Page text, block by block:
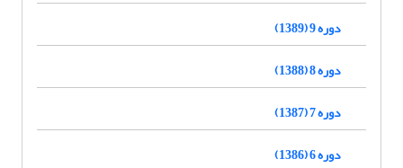
دوره 9 (1389)
دوره 8 (1388)
دوره 7 (1387)
دوره 6 (1386)